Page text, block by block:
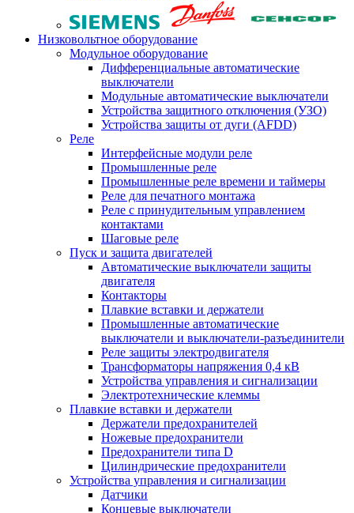
Низковольтное оборудование
Модульное оборудование
Дифференциальные автоматические
выключатели
Модульные автоматические выключатели
Устройства защитного отключения (УЗО)
Устройства защиты от дуги (AFDD)
Реле
Интерфейсные модули реле
Промышленные реле
Промышленные реле времени и таймеры
Реле для печатного монтажа
Реле с принудительным управлением
контактами
Шаговые реле
Пуск и защита двигателей
Автоматические выключатели защиты
двигателя
Контакторы
Плавкие вставки и держатели
Промышленные автоматические
выключатели и выключатели-разъединители
Реле защиты электродвигателя
Трансформаторы напряжения 0,4 кВ
Устройства управления и сигнализации
Электротехнические клеммы
Плавкие вставки и держатели
Держатели предохранителей
Ножевые предохранители
Предохранители типа D
Цилиндрические предохранители
Устройства управления и сигнализации
Датчики
Концевые выключатели